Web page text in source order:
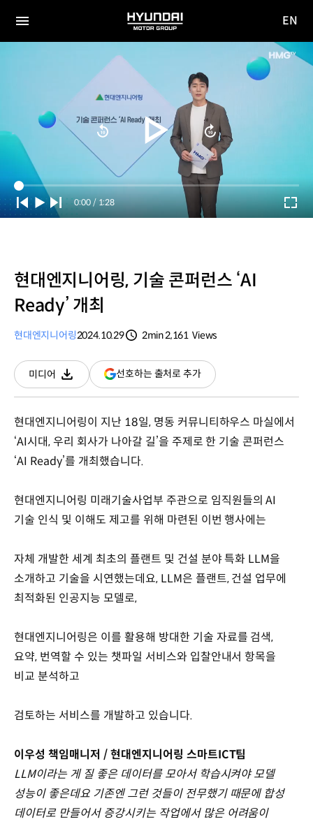
전체
HYUNDAI
MOTOR
사이
EN
Current
Time
0:00 / Duration
1:28
현대엔지니어링, 기술 콘퍼런스 ‘AI
Ready’ 개최
현대엔지니어링2024.10.29
2min2,161 Views
미디어
다운로드
선호하는 출처로 추가(새
창
현대엔지니어링이 지난 18일, 명동 커뮤니티하우스 마실에서
‘AI시대, 우리 회사가 나아갈 길’을 주제로 한 기술 콘퍼런스
‘AI Ready’를 개최했습니다.
현대엔지니어링 미래기술사업부 주관으로 임직원들의 AI
기술 인식 및 이해도 제고를 위해 마련된 이번 행사에는
자체 개발한 세계 최초의 플랜트 및 건설 분야 특화 LLM을
소개하고 기술을 시연했는데요, LLM은 플랜트, 건설 업무에
최적화된 인공지능 모델로,
현대엔지니어링은 이를 활용해 방대한 기술 자료를 검색,
요약, 번역할 수 있는 챗파일 서비스와 입찰안내서 항목을
비교 분석하고
검토하는 서비스를 개발하고 있습니다.
이우성 책임매니저 / 현대엔지니어링 스마트ICT팀
LLM이라는 게 질 좋은 데이터를 모아서 학습시켜야 모델
성능이 좋은데요 기존엔 그런 것들이 전무했기 때문에 합성
데이터로 만들어서 증강시키는 작업에서 많은 어려움이